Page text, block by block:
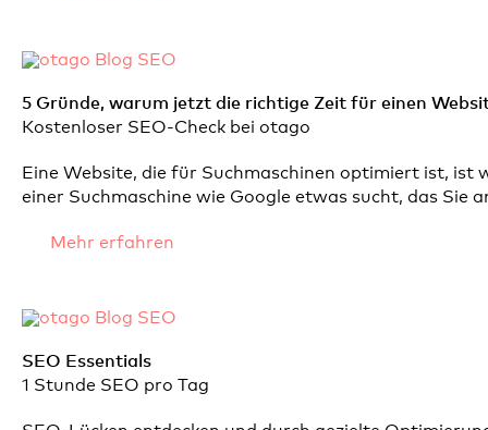
5 Gründe, warum jetzt die richtige Zeit für einen
Kostenloser SEO-Check bei otago
Eine Website, die für Suchmaschinen optimiert ist, ist
einer Suchmaschine wie Google etwas sucht, das Sie
Mehr erfahren
SEO Essentials
1 Stunde SEO pro Tag